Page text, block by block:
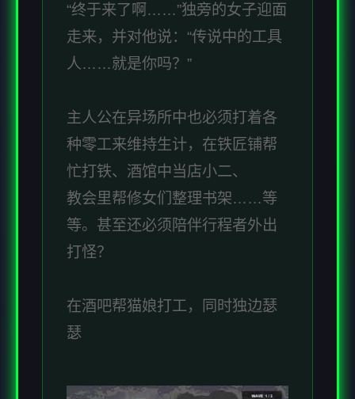
“终于来了啊……”独旁的女子迎面
走来，并对他说：“传说中的工具
人……就是你吗？”
主人公在异场所中也必须打着各
种零工来维持生计，在铁匠铺帮
忙打铁、酒馆中当店小二、
教会里帮修女们整理书架……等
等。甚至还必须陪伴行程者外出
打怪？
在酒吧帮猫娘打工，同时独边瑟
瑟